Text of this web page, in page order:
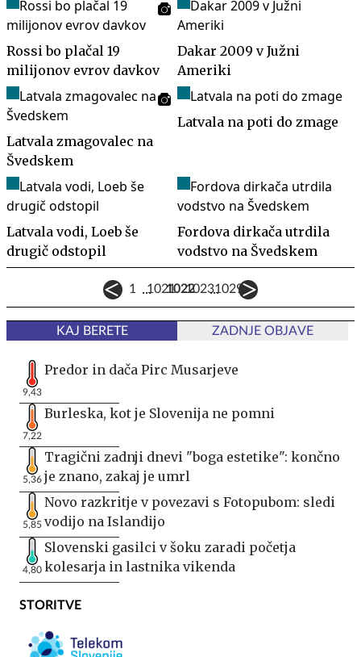
Rossi bo plačal 19
milijonov evrov davkov
Dakar 2009 v Južni
Ameriki
Latvala zmagovalec na
Švedskem
Latvala na poti do zmage
Latvala vodi, Loeb še
drugič odstopil
Fordova dirkača utrdila
vodstvo na Švedskem
1 ...102110221023...1029
KAJ BERETE ZADNJE OBJAVE
9,43
Predor in dača Pirc Musarjeve
7,22
Burleska, kot je Slovenija ne pomni
5,36
Tragični zadnji dnevi "boga estetike": končno
je znano, zakaj je umrl
5,85
Novo razkritje v povezavi s Fotopubom: sledi
vodijo na Islandijo
4,80
Slovenski gasilci v šoku zaradi početja
kolesarja in lastnika vikenda
STORITVE